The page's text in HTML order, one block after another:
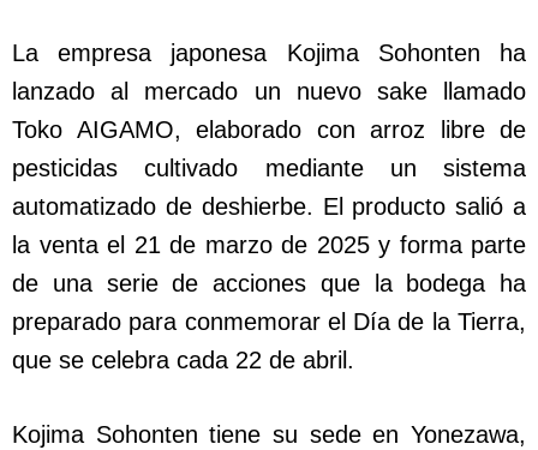
La empresa japonesa Kojima Sohonten ha
lanzado al mercado un nuevo sake llamado
Toko AIGAMO, elaborado con arroz libre de
pesticidas cultivado mediante un sistema
automatizado de deshierbe. El producto salió a
la venta el 21 de marzo de 2025 y forma parte
de una serie de acciones que la bodega ha
preparado para conmemorar el Día de la Tierra,
que se celebra cada 22 de abril.
Kojima Sohonten tiene su sede en Yonezawa,